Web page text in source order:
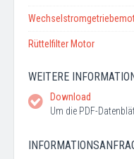
Rüttelfilter Motor
WEITERE
Download
Um die PDF-